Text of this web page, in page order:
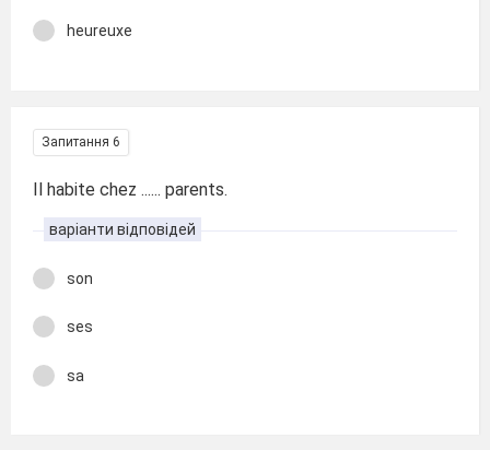
heureuxe
Запитання 6
Il habite chez ...... parents.
варіанти відповідей
son
ses
sa